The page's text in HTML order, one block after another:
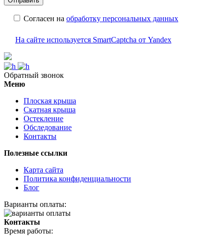
Согласен на обработку персональных данных
На сайте используется SmartCaptcha от Yandex
Обратный звонок
Меню
Плоская крыша
Скатная крыша
Остекление
Обследование
Контакты
Полезные ссылки
Карта сайта
Политика конфиденциальности
Блог
Варианты оплаты:
Контакты
Время работы: